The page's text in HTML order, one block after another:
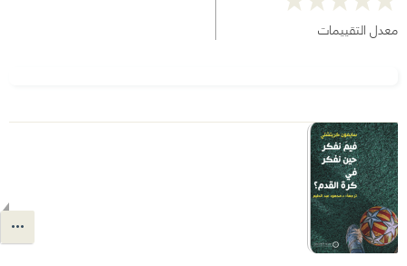
معدل التقييمات